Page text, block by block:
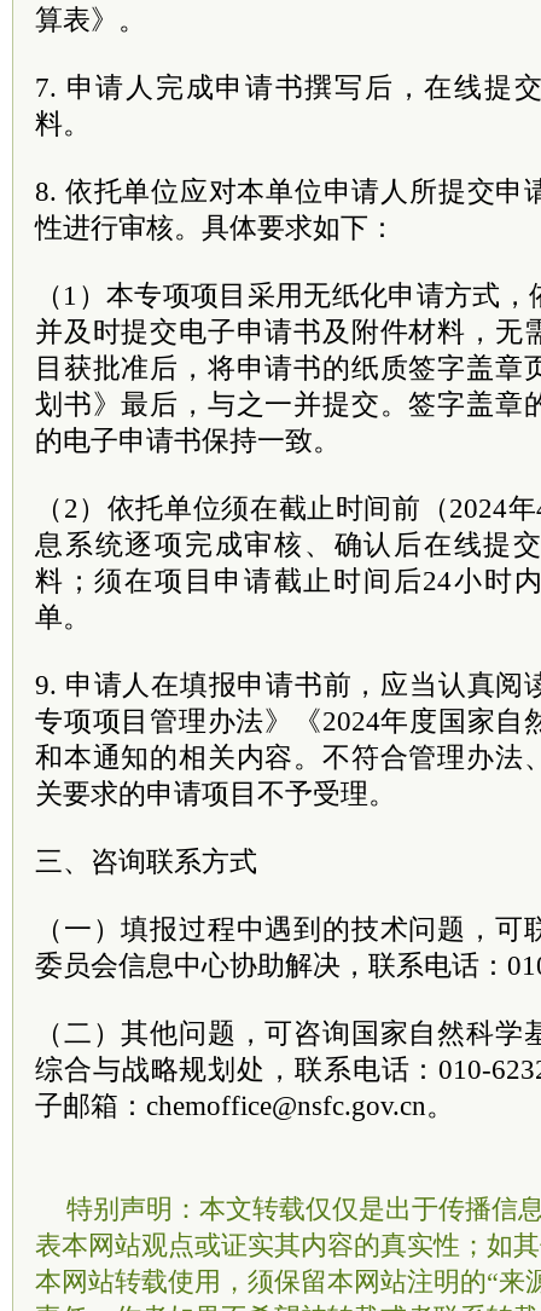
算表》。
7. 申请人完成申请书撰写后，在线提
料。
8. 依托单位应对本单位申请人所提交申
性进行审核。具体要求如下：
（1）本专项项目采用无纸化申请方式
并及时提交电子申请书及附件材料，无
目获批准后，将申请书的纸质签字盖章
划书》最后，与之一并提交。签字盖章
的电子申请书保持一致。
（2）依托单位须在截止时间前（2024
息系统逐项完成审核、确认后在线提
料；须在项目申请截止时间后24小时
单。
9. 申请人在填报申请书前，应当认真阅
专项项目管理办法》《2024年度国家自
和本通知的相关内容。不符合管理办法
关要求的申请项目不予受理。
三、咨询联系方式
（一）填报过程中遇到的技术问题，
委员会信息中心协助解决，联系电话：
（二）其他问题，可咨询国家自然科
综合与战略规划处，联系电话：010-
子邮箱：chemoffice@nsfc.gov.cn。
特别声明：本文转载仅仅是出于传播信
表本网站观点或证实其内容的真实性；如
本网站转载使用，须保留本网站注明的“来